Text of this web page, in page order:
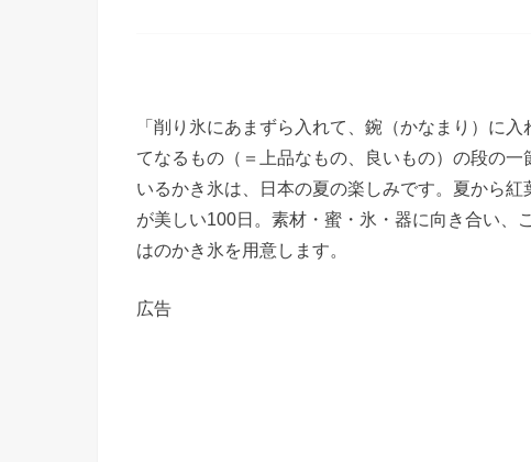
「削り氷にあまずら入れて、鋺（かなまり）に
てなるもの（＝上品なもの、良いもの）の段の
いるかき氷は、日本の夏の楽しみです。夏から
が美しい100日。素材・蜜・氷・器に向き合い、
はのかき氷を用意します。
広告